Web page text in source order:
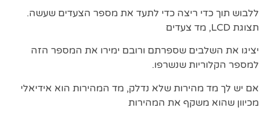
ללבוש תוך כדי ריצה כדי לתעד את מספר הצעדים שעשה.
תצוגת LCD, מד צעדים
יציגו את השלבים שספרתם ורובם ימירו את המספר הזה
למספר הקלוריות שנשרפו.
אם יש לך מד מהירות שלא נדלק, מד המהירות הוא אידיאלי
מכיוון שהוא משקף את המהירות